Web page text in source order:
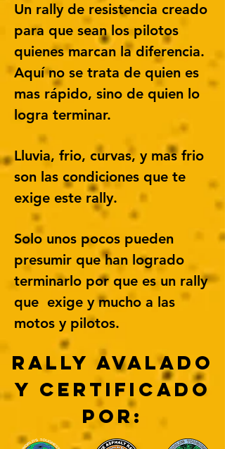
Un rally de resistencia creado
para que sean los pilotos
quienes marcan la diferencia.
Aquí no se trata de quien es
mas rápido, sino de quien lo
logra terminar.
Lluvia, frio, curvas, y mas frio
son las condiciones que te
exige este rally.
Solo unos pocos pueden
presumir que han logrado
terminarlo por que es un rally
que exige y mucho a las
motos y pilotos.
RALLY AVALADO
Y CERTIFICADO
POR: